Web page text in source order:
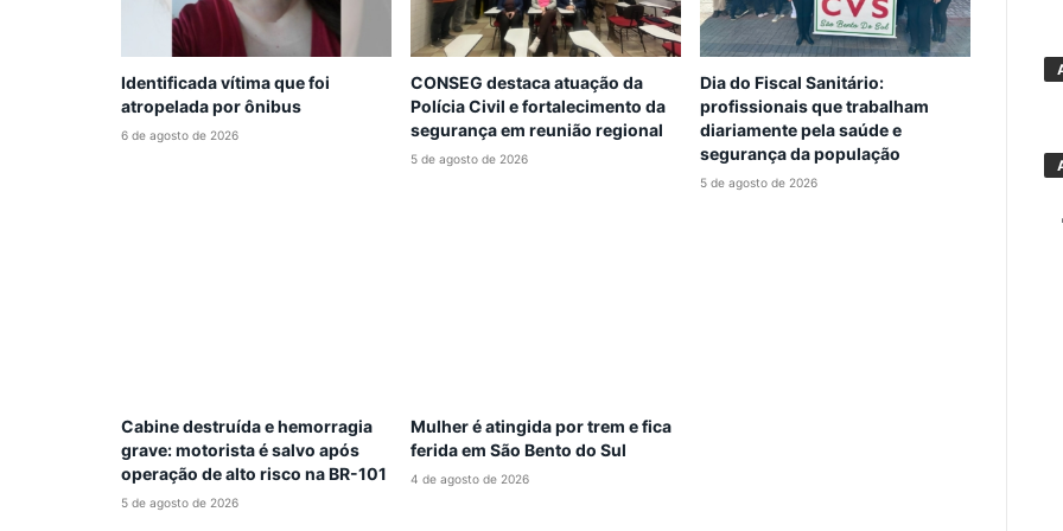
Identificada vítima que foi
atropelada por ônibus
6 de agosto de 2026
CONSEG destaca atuação da
Polícia Civil e fortalecimento da
segurança em reunião regional
5 de agosto de 2026
Dia do Fiscal Sanitário:
profissionais que trabalham
diariamente pela saúde e
segurança da população
5 de agosto de 2026
Cabine destruída e hemorragia
grave: motorista é salvo após
operação de alto risco na BR-101
5 de agosto de 2026
Mulher é atingida por trem e fica
ferida em São Bento do Sul
4 de agosto de 2026